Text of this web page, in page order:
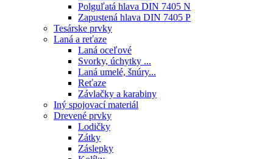
Polguľatá hlava DIN 7405 N
Zapustená hlava DIN 7405 P
Tesárske prvky
Laná a reťaze
Laná oceľové
Svorky, úchytky ...
Laná umelé, šnúry...
Reťaze
Závlačky a karabiny
Iný spojovací materiál
Drevené prvky
Lodičky
Zátky
Záslepky